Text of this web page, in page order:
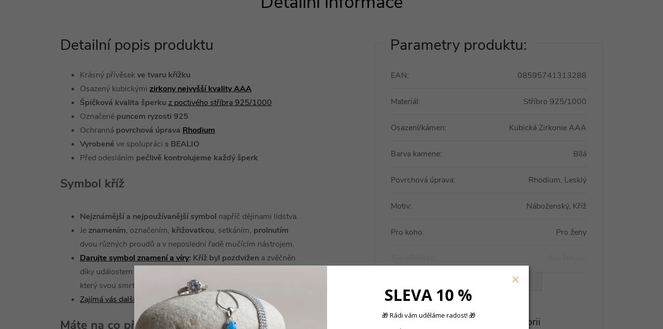
Detailní popis produktu
Krásný přívěsekve tvaru křížku
Osazený kubickými zirkony nejvyšší kvality AAA
Špičková kvalita šperku z poctivého stříbra 925/1000
Označené puncem ryzosti 925
Ochranná povrchová úprava Rhodium
Vyrobené ve spolupráci s BEALIO
Před odesláním pečlivě kontrolujeme každý šperk
Symbol kříž
Nejznámější a nejpoužívanější symbol napříč dějinami lidstva.
Je znamením, označením, křižovatkou, setkáním, prolnutím
dvou různých proudů a v neposlední řadě mučícím nástrojem.
Darujte symbol znamení a víry: Kříž byl pozdvižen a zvěčněn
díky událostem
který svou smrtí a zmrtvýchvstánímpřinesl lidem spásu.
Zajímá vás další symbolika šperků?
Máte na co přívěsek pověsit?
Parametry produktu:
EAN: 08595741313288
Materiál: Stříbro 925/1000
Osazení/kámen: Kubická Zirkonie AAA
Barva kamene: Bílá
Povrchová úprava: Rhodium, Lesklý
Motiv: Náboženský, Kříž
Pro koho: Pro ženy
VŠECHNY PARAMETRY
Produkt naleznete v této kategorii
SLEVA 10 %
🎁 Rádi vám uděláme radost! 🎁